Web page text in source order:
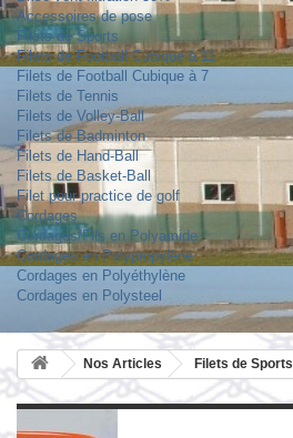
Accessoires de pose
Filets de Sports
Filets de Football Cubique à 11
Filets de Football Cubique à 7
Filets de Tennis
Filets de Volley-Ball
Filets de Badminton
Filets de Hand-Ball
Filets de Basket-Ball
Filet pour practice de golf
Cordages
Cordages/Fils en Polyamide
Cordages en Polypropylène
Cordages en Polyéthylène
Cordages en Polysteel
Nos Articles Filets de Sports